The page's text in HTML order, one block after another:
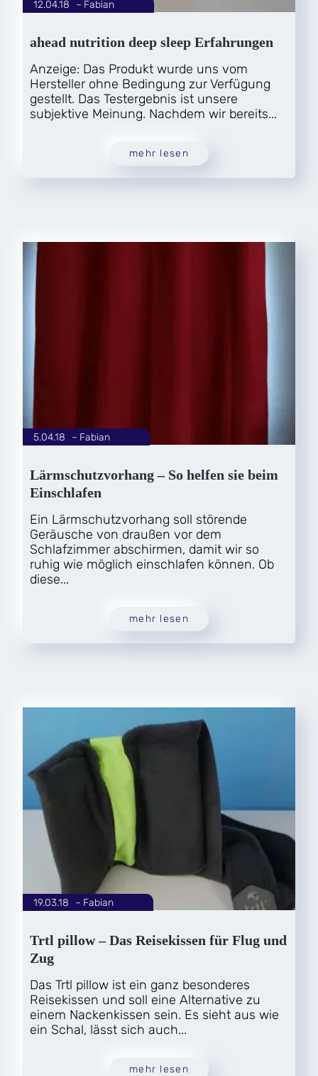
ahead nutrition deep sleep Erfahrungen
Fabian
12.04.18
Anzeige: Das Produkt wurde uns vom
Hersteller ohne Bedingung zur Verfügung
gestellt. Das Testergebnis ist unsere
subjektive Meinung. Nachdem wir bereits...
mehr lesen
Lärmschutzvorhang – So helfen sie beim
Einschlafen
Fabian
5.04.18
Ein Lärmschutzvorhang soll störende
Geräusche von draußen vor dem
Schlafzimmer abschirmen, damit wir so
ruhig wie möglich einschlafen können. Ob
diese...
mehr lesen
Trtl pillow – Das Reisekissen für Flug und
Zug
Fabian
19.03.18
Das Trtl pillow ist ein ganz besonderes
Reisekissen und soll eine Alternative zu
einem Nackenkissen sein. Es sieht aus wie
ein Schal, lässt sich auch...
mehr lesen